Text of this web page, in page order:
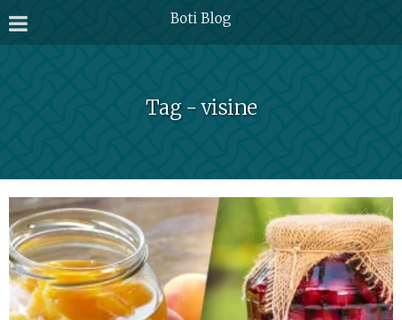
Boti Blog
Tag - visine